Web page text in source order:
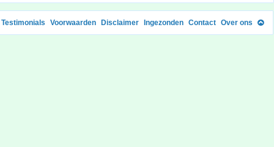
Testimonials Voorwaarden Disclaimer Ingezonden Contact Over ons